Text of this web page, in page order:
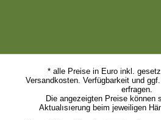
* alle Preise in Euro inkl.
Versandkosten. Verfügbarkeit und
erfragen.
Die angezeigten Preise können
Aktualısıerung beim jeweiligen